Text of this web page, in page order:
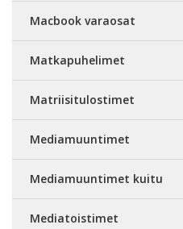
Macbook varaosat
Matkapuhelimet
Matriisitulostimet
Mediamuuntimet
Mediamuuntimet kuitu
Mediatoistimet